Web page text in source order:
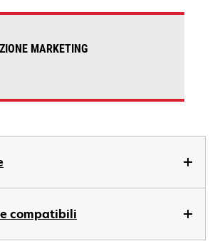
compatibili
MARKETING